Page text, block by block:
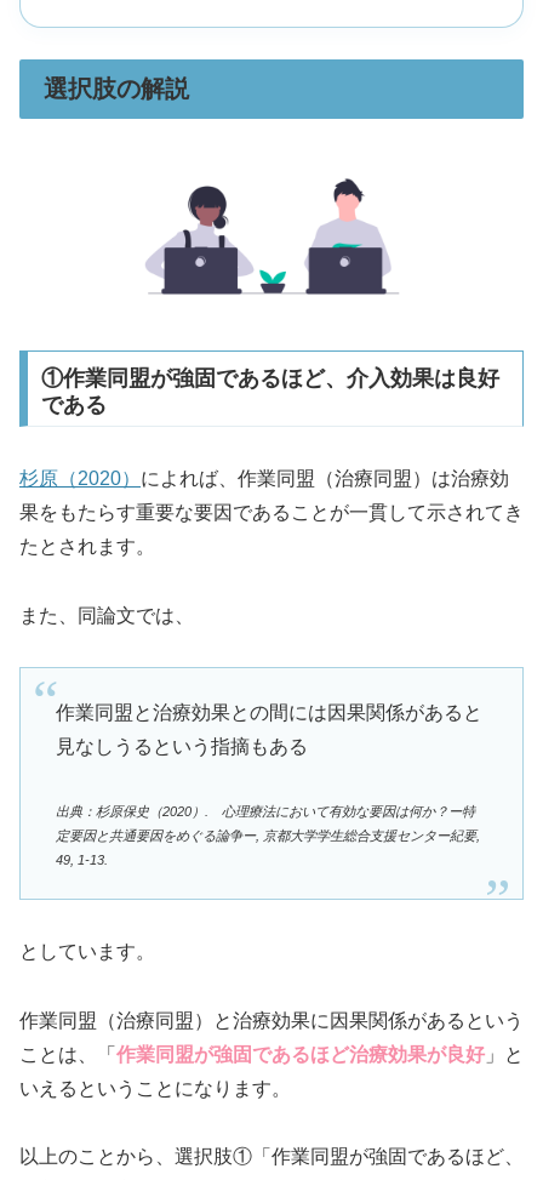
選択肢の解説
①作業同盟が強固であるほど、介入効果は良好
である
杉原（2020） によれば、作業同盟（治療同盟）は治療効
果をもたらす重要な要因であることが一貫して示されてき
たとされます。
また、同論文では、
作業同盟と治療効果との間には因果関係があると
見なしうるという指摘もある
出典：杉原保史（2020）. 心理療法において有効な要因は何か？ー特
定要因と共通要因をめぐる論争ー, 京都大学学生総合支援センター紀要,
49, 1-13.
としています。
作業同盟（治療同盟）と治療効果に因果関係があるという
ことは、「 作業同盟が強固であるほど治療効果が良好 」と
いえるということになります。
以上のことから、選択肢①「作業同盟が強固であるほど、